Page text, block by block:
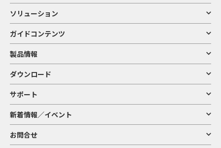
ソリューション
ガイドコンテンツ
製品情報
ダウンロード
サポート
新着情報／イベント
お問合せ